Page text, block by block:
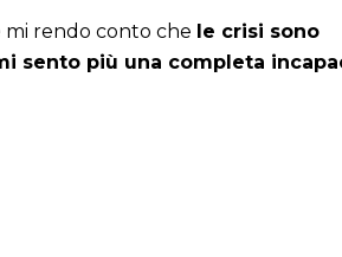
rendo conto che le crisi sono
sento più una completa